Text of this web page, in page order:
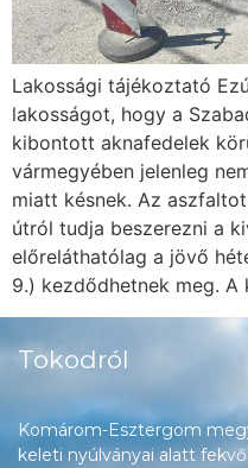
Lakossági tájékoztató
lakosságot, hogy a
kibontott aknafedelek
vármegyében jelenleg
miatt késnek. Az
útról tudja beszerezni a
előreláthatólag a jövő
9.) kezdődhetnek meg.
Tokodról
Komárom-Esztergom
keleti nyúlványai alatt